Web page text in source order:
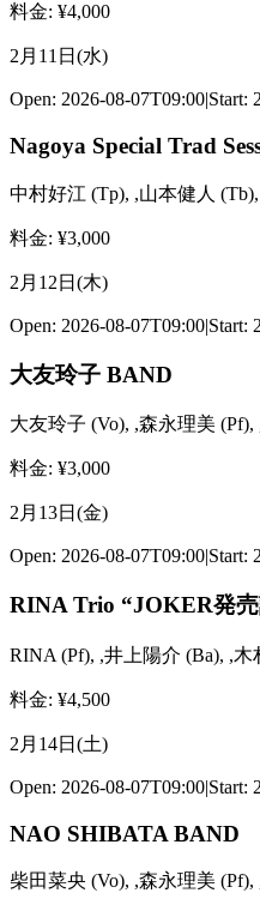
料金: ¥4,000
2月11日(水)
Open: 2026-08-07T09:00 Start:
Nagoya Special Trad
中村好江 (Tp), ,山本健人 (Tb),
料金: ¥3,000
2月12日(木)
Open: 2026-08-07T09:00|Start:
大友玲子 BAND
大友玲子 (Vo), ,森永理美 (Pf),
料金: ¥3,000
2月13日(金)
Open: 2026-08-07T09:00|Start:
RINA Trio “JOKER発
RINA (Pf), ,井上陽介 (Ba), ,木
料金: ¥4,500
2月14日(土)
Open: 2026-08-07T09:00|Start:
NAO SHIBATA BAND
柴田菜央 (Vo), ,森永理美 (Pf),